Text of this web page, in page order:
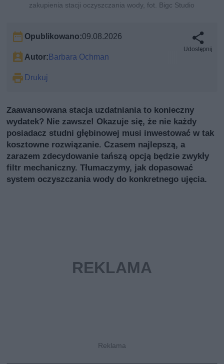
zakupienia stacji oczyszczania wody, fot. Bigc Studio
Opublikowano:09.08.2026
Autor:Barbara Ochman
Drukuj
Udostępnij
Zaawansowana stacja uzdatniania to konieczny
wydatek? Nie zawsze! Okazuje się, że nie każdy
posiadacz studni głębinowej musi inwestować w tak
kosztowne rozwiązanie. Czasem najlepszą, a
zarazem zdecydowanie tańszą opcją będzie zwykły
filtr mechaniczny. Tłumaczymy, jak dopasować
system oczyszczania wody do konkretnego ujęcia.